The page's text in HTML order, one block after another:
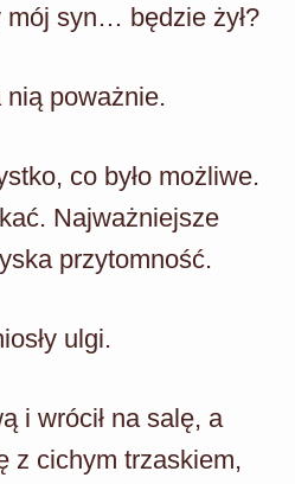
syn… będzie żył?
nią poważnie.
co było możliwe.
Najważniejsze
przytomność.
ulgi.
i wrócił na salę, a
z cichym trzaskiem,